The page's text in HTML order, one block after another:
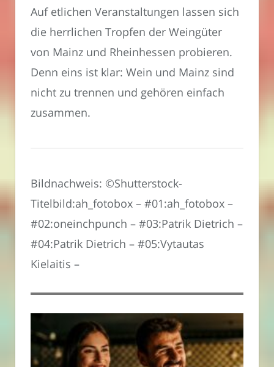
Auf etlichen Veranstaltungen lassen sich
die herrlichen Tropfen der Weingüter
von Mainz und Rheinhessen probieren.
Denn eins ist klar: Wein und Mainz sind
nicht zu trennen und gehören einfach
zusammen.
Bildnachweis: ©Shutterstock-
Titelbild:ah_fotobox – #01:ah_fotobox –
#02:oneinchpunch – #03:Patrik Dietrich –
#04:Patrik Dietrich – #05:Vytautas
Kielaitis –